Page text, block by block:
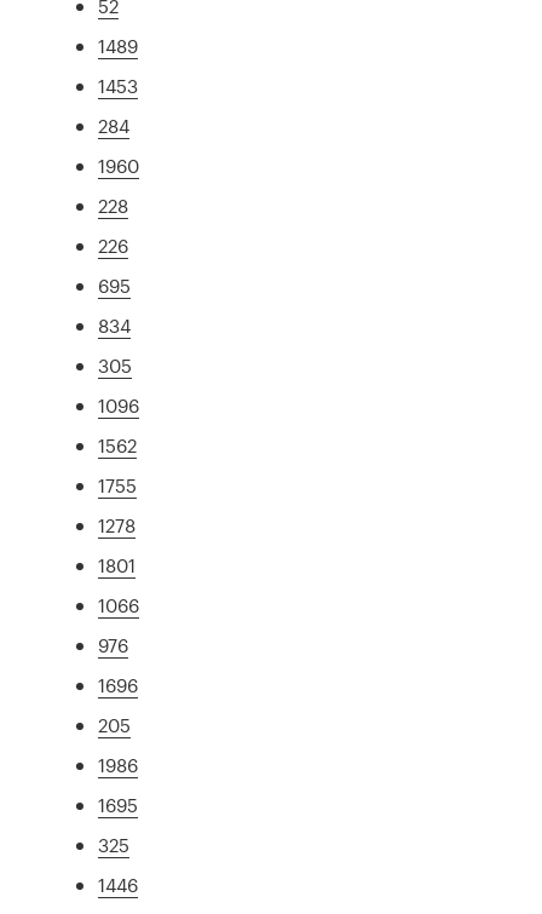
52
1489
1453
284
1960
228
226
695
834
305
1096
1562
1755
1278
1801
1066
976
1696
205
1986
1695
325
1446